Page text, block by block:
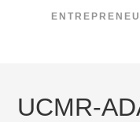
UCMR-